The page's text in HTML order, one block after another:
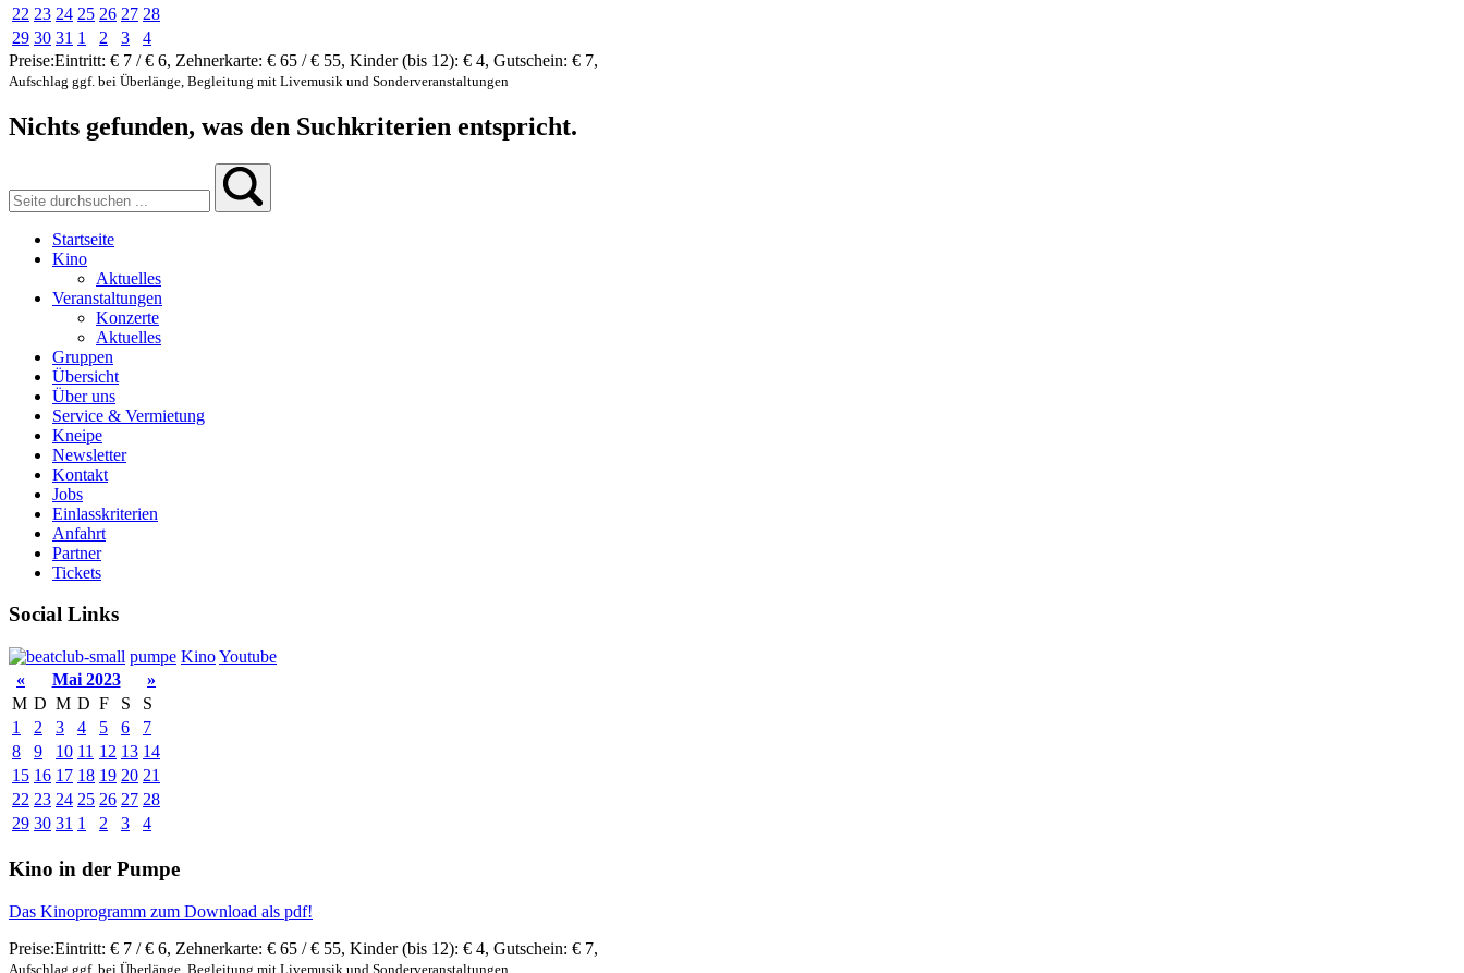
22 23 24 25 26 27 28
29 30 31 1 2 3
4
Preise:Eintritt: € 7 / € 6, Zehnerkarte: € 65 / € 55, Kinder (bis 12): € 4, Gutschein: € 7,
Aufschlag ggf. bei Überlänge, Begleitung mit Livemusik und Sonderveranstaltungen
Nichts gefunden, was den Suchkriterien entspricht.
Startseite
Kino
Aktuelles
Veranstaltungen
Konzerte
Aktuelles
Gruppen
Übersicht
Über uns
Service & Vermietung
Kneipe
Newsletter
Kontakt
Jobs
Einlasskriterien
Anfahrt
Partner
Tickets
Social Links
pumpe KinoYoutube
«
Mai 2023
»
M D M D F S
S
1
2 3 4 5 6
7
8
9 10 11 12 13 14
15 16 17 18 19 20 21
22 23 24 25 26 27 28
29 30 31 1 2 3 4
Kino in der Pumpe
Das Kinoprogramm zum Download als pdf!
Preise:Eintritt: € 7 / € 6, Zehnerkarte: € 65 / € 55, Kinder (bis 12): € 4, Gutschein: € 7,
Aufschlag ggf. bei Überlänge, Begleitung mit Livemusik und Sonderveranstaltungen